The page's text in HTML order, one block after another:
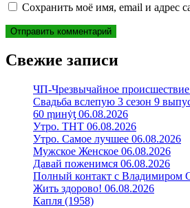
Сохранить моё имя, email и адрес
Свежие записи
ЧП-Чрезвычайное
Свадьба вслепую 3 сезон 9
60 ṃинẏƫ 06.08.2026
Утро. ТНТ 06.08.2026
Утро. Самое лучшее 06.08.2026
Мужское Женское 06.08.2026
Давай поженимся 06.08.2026
Полный контакт с Владимиром
Жить здорово! 06.08.2026
Капля (1958)